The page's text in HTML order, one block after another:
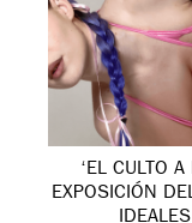
‘EL CULTO
EXPOSICIÓN